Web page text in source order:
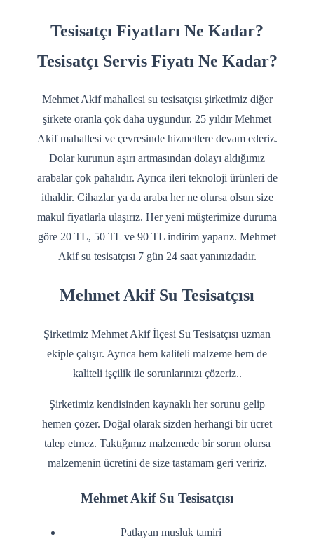
Tesisatçı Fiyatları Ne Kadar?
Tesisatçı Servis Fiyatı Ne Kadar?
Mehmet Akif mahallesi su tesisatçısı şirketimiz diğer
şirkete oranla çok daha uygundur. 25 yıldır Mehmet
Akif mahallesi ve çevresinde hizmetlere devam ederiz.
Dolar kurunun aşırı artmasından dolayı aldığımız
arabalar çok pahalıdır. Ayrıca ileri teknoloji ürünleri de
ithaldir. Cihazlar ya da araba her ne olursa olsun size
makul fiyatlarla ulaşırız. Her yeni müşterimize duruma
göre 20 TL, 50 TL ve 90 TL indirim yaparız. Mehmet
Akif su tesisatçısı 7 gün 24 saat yanınızdadır.
Mehmet Akif Su Tesisatçısı
Şirketimiz Mehmet Akif İlçesi Su Tesisatçısı uzman
ekiple çalışır. Ayrıca hem kaliteli malzeme hem de
kaliteli işçilik ile sorunlarınızı çözeriz..
Şirketimiz kendisinden kaynaklı her sorunu gelip
hemen çözer. Doğal olarak sizden herhangi bir ücret
talep etmez. Taktığımız malzemede bir sorun olursa
malzemenin ücretini de size tastamam geri veririz.
Mehmet Akif Su Tesisatçısı
‌Patlayan musluk tamiri